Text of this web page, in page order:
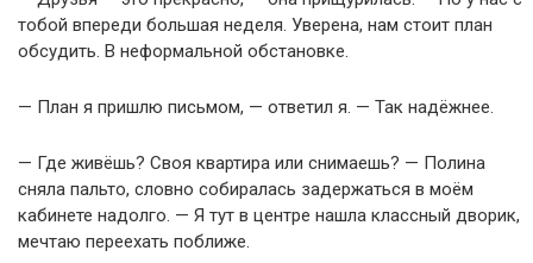
тобой впереди большая неделя. Уверена, нам стоит план
обсудить. В неформальной обстановке.
— План я пришлю письмом, — ответил я. — Так надёжнее.
— Где живёшь? Своя квартира или снимаешь? — Полина
сняла пальто, словно собиралась задержаться в моём
кабинете надолго. — Я тут в центре нашла классный дворик,
мечтаю переехать поближе.